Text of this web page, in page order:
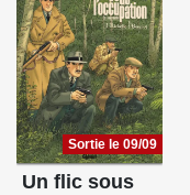
Sortie le 09/09
Un flic sous